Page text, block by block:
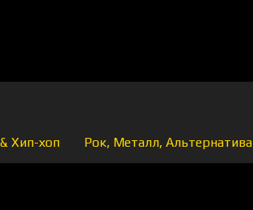
Хип-хоп Рок, Металл, Альтернатива